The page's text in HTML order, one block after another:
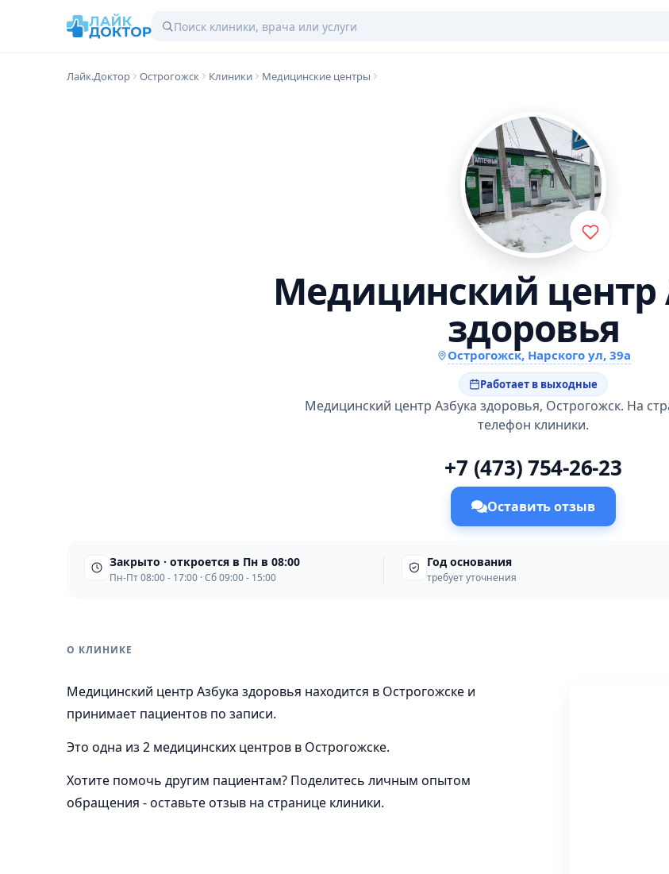
Лайк.Доктор Острогожск Клиники Медицинские центры
Медицинский центр
здоровья
Острогожск, Нарского ул, 39а
Работает в выходные
Медицинский центр Азбука здоровья, Острогожск. На
телефон клиники.
+7 (473) 754-26-23
Оставить отзыв
Закрыто · откроется в Пн в 08:00
Пн-Пт 08:00 - 17:00 · Сб 09:00 - 15:00
Год основания
требует уточнения
О КЛИНИКЕ
Медицинский центр Азбука здоровья находится в Острогожске и
принимает пациентов по записи.
Это одна из 2 медицинских центров в Острогожске.
Хотите помочь другим пациентам? Поделитесь личным опытом
обращения - оставьте отзыв на странице клиники.